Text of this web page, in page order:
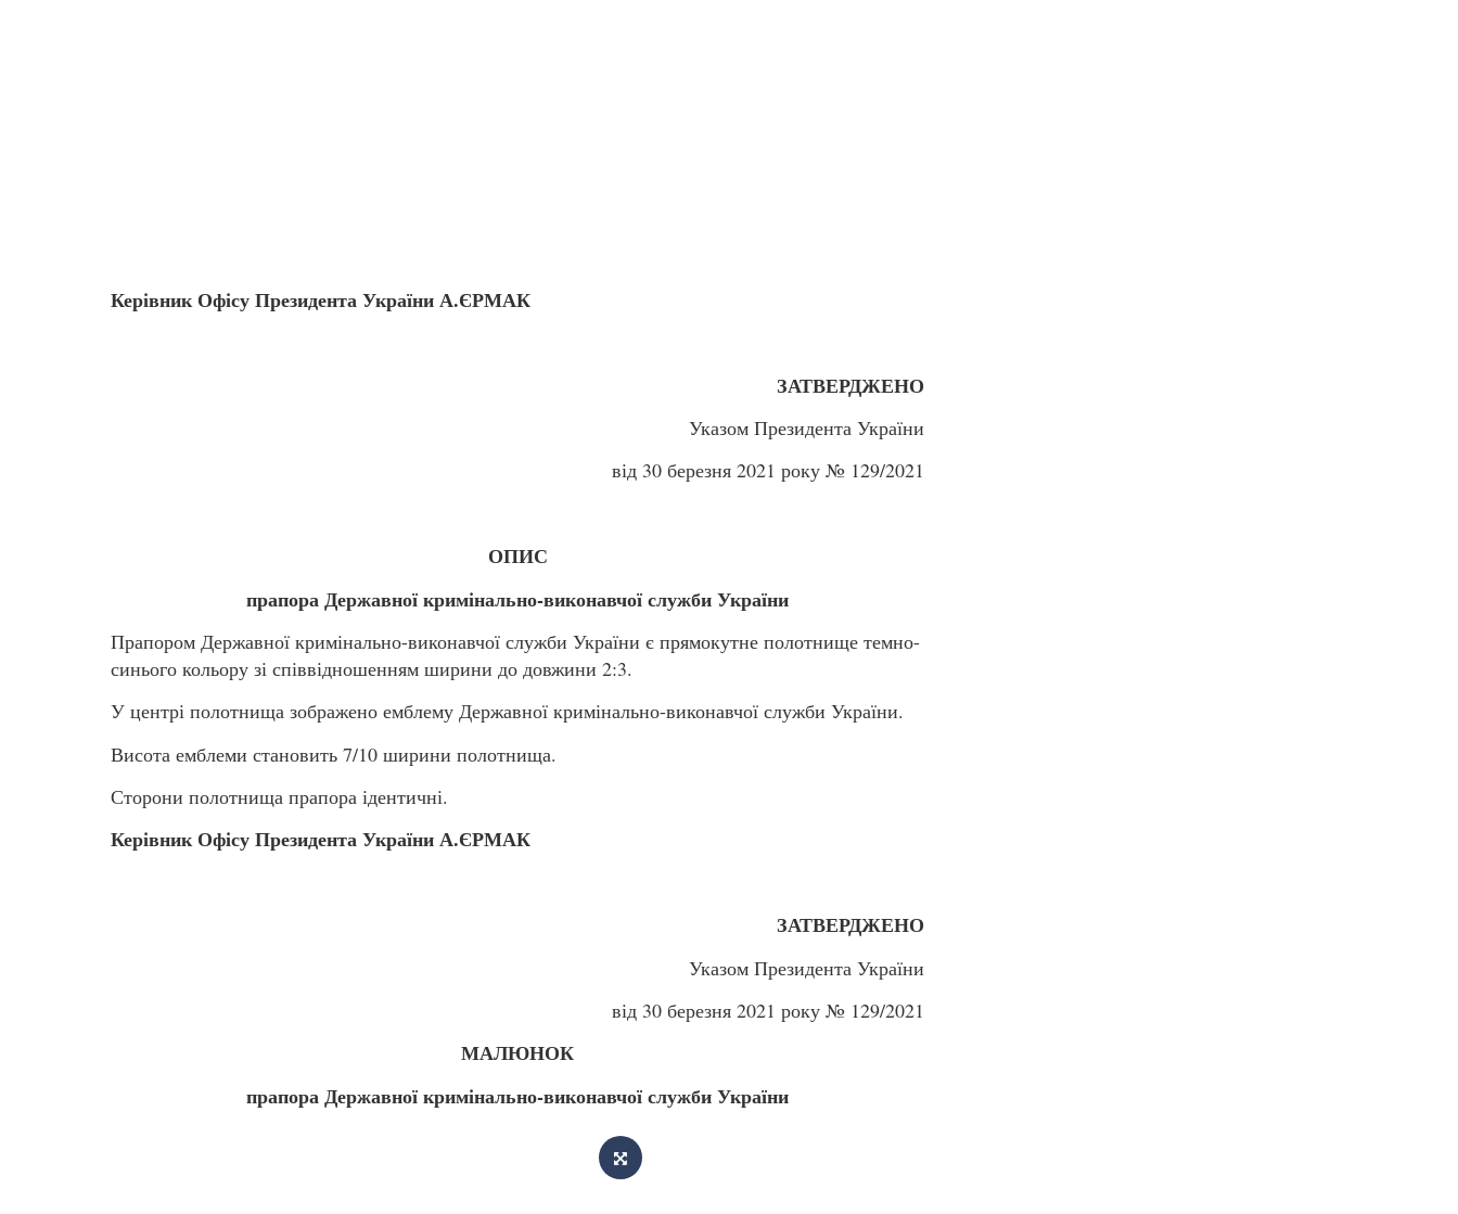
Керівник Офісу Президента України А.ЄРМАК
ЗАТВЕРДЖЕНО
Указом Президента України
від 30 березня 2021 року № 129/2021
ОПИС
прапора Державної кримінально-виконавчої служби України
Прапором Державної кримінально-виконавчої служби України є прямокутне полотнище темно-
синього кольору зі співвідношенням ширини до довжини 2:3.
У центрі полотнища зображено емблему Державної кримінально-виконавчої служби України.
Висота емблеми становить 7/10 ширини полотнища.
Сторони полотнища прапора ідентичні.
Керівник Офісу Президента України А.ЄРМАК
ЗАТВЕРДЖЕНО
Указом Президента України
від 30 березня 2021 року № 129/2021
МАЛЮНОК
прапора Державної кримінально-виконавчої служби України